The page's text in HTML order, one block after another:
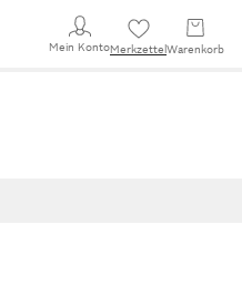
Mein KontoMerkzettel Warenkorb